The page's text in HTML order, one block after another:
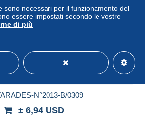
N°2013-B/0309
± 6,94 USD
sono necessari per il funzionamento del
essere impostati secondo le vostre
di più